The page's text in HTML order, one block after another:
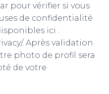
pour vérifier si vous
de confidentialité
ici :
. Après validation
photo de profil sera
de votre